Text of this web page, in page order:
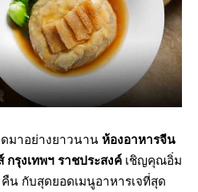
มาอย่างยาวนาน ห้องอาหารจีน
กรุงเทพฯ ราชประสงค์ เชิญคุณอิ่ม
น กับสุดยอดเมนูอาหารเจที่สุด